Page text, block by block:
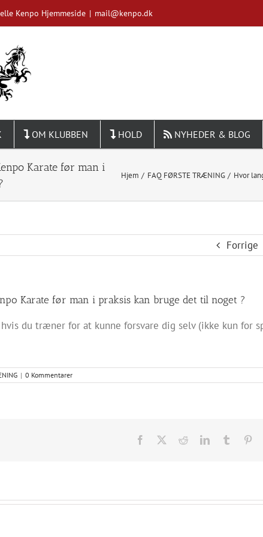
Kenpo Hjemmeside | mail@kenpo.dk
OM KLUBBEN HOLD NYHEDER & BLOG
Karate før man i
Hjem FAQ FØRSTE TRÆNING Hvor
Forrige
Karate før man i praksis kan bruge det til noget ?
du træner for at kunne forsvare dig selv (ikke kun for
| 0 Kommentarer
Facebook RedditLinkedInTumblr